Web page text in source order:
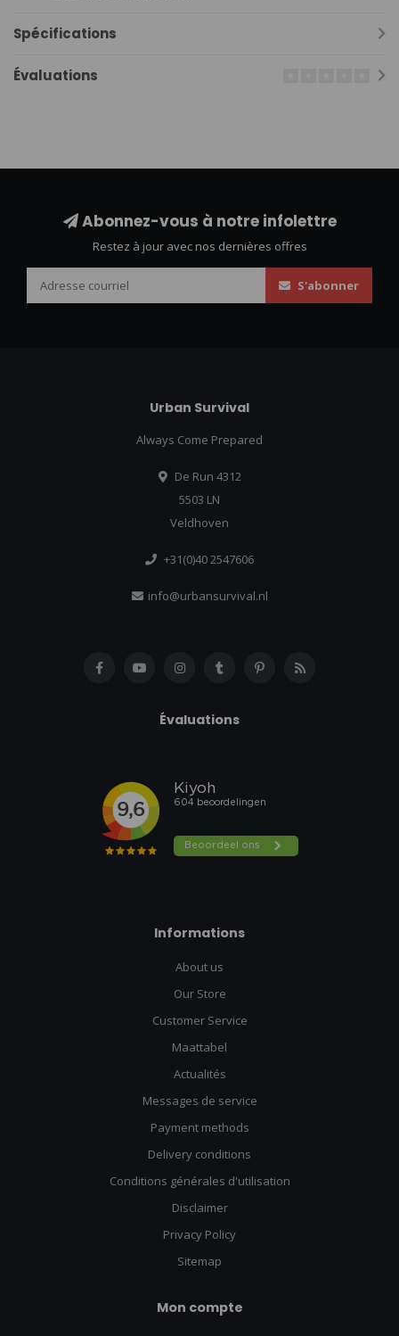
Spécifications
Évaluations
Abonnez-vous à notre infolettre
Restez à jour avec nos dernières offres
S'abonner
Urban Survival
Always Come Prepared
De Run 4312
5503 LN
Veldhoven
+31(0)40 2547606
info@urbansurvival.nl
Évaluations
Informations
About us
Our Store
Customer Service
Maattabel
Actualités
Messages de service
Payment methods
Delivery conditions
Conditions générales d'utilisation
Disclaimer
Privacy Policy
Sitemap
Mon compte